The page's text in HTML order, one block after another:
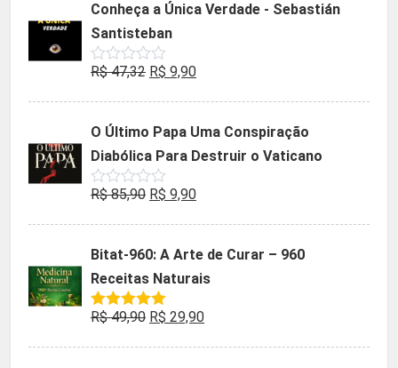
era:
R$ 35,90.
é:
Conheça a Única Verdade - Sebastián
Santisteban
Avaliação
de
R$47,32 O
era:
R$ 47,32.
R$ 9,90O
é:
R$ 9,90.
O Último Papa Uma Conspiração
Diabólica Para Destruir o Vaticano
Avaliação
de
R$85,90 O
era:
R$ 85,90.
R$ 9,90O
é:
R$ 9,90.
Bitat-960: A Arte de Curar – 960
Receitas Naturais
Avaliação
R$49,90 O
R$ 29,90O